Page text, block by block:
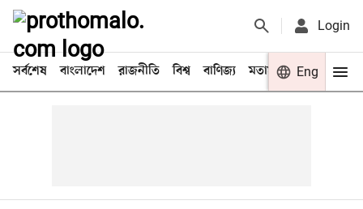
Login
সর্বশেষ বাংলাদেশ রাজনীতি বিশ্ব বাণিজ্য মতামত খেলা
Eng